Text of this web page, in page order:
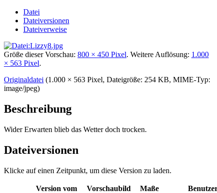
Datei
Dateiversionen
Dateiverweise
Größe dieser Vorschau: 800 × 450 Pixel. Weitere Auflösung: 1.000
× 563 Pixel.
Originaldatei (1.000 × 563 Pixel, Dateigröße: 254 KB, MIME-Typ:
image/jpeg)
Beschreibung
Wider Erwarten blieb das Wetter doch trocken.
Dateiversionen
Klicke auf einen Zeitpunkt, um diese Version zu laden.
Version vom Vorschaubild Maße